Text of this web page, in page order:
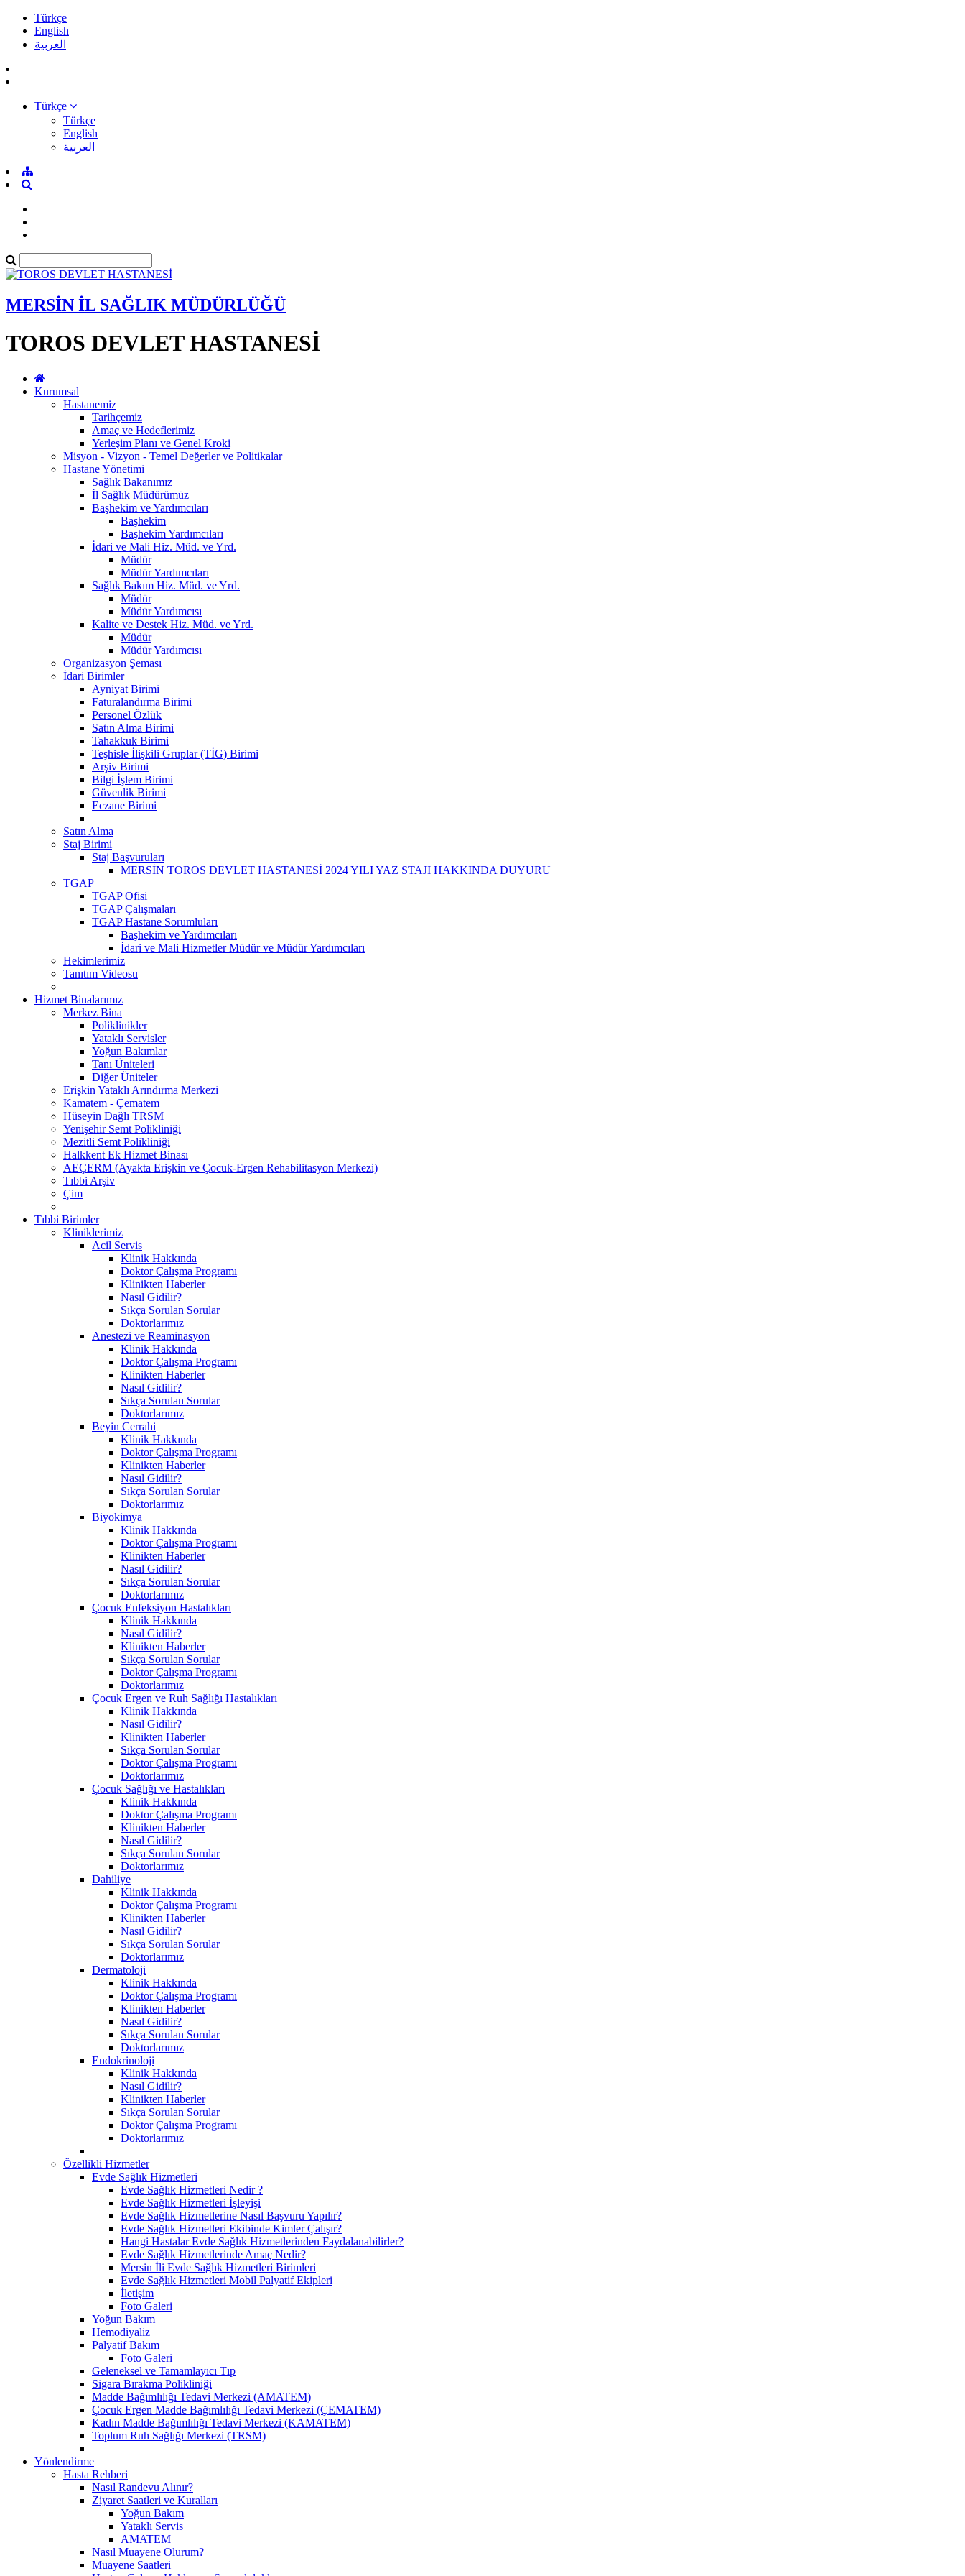
Türkçe
English
العربية
Türkçe
Türkçe
English
العربية
MERSİN İL SAĞLIK MÜDÜRLÜĞÜ
TOROS DEVLET HASTANESİ
Kurumsal
Hastanemiz
Tarihçemiz
Amaç ve Hedeflerimiz
Yerleşim Planı ve Genel Kroki
Misyon - Vizyon - Temel Değerler ve Politikalar
Hastane Yönetimi
Sağlık Bakanımız
İl Sağlık Müdürümüz
Başhekim ve Yardımcıları
Başhekim
Başhekim Yardımcıları
İdari ve Mali Hiz. Müd. ve Yrd.
Müdür
Müdür Yardımcıları
Sağlık Bakım Hiz. Müd. ve Yrd.
Müdür
Müdür Yardımcısı
Kalite ve Destek Hiz. Müd. ve Yrd.
Müdür
Müdür Yardımcısı
Organizasyon Şeması
İdari Birimler
Ayniyat Birimi
Faturalandırma Birimi
Personel Özlük
Satın Alma Birimi
Tahakkuk Birimi
Teşhisle İlişkili Gruplar (TİG) Birimi
Arşiv Birimi
Bilgi İşlem Birimi
Güvenlik Birimi
Eczane Birimi
Satın Alma
Staj Birimi
Staj Başvuruları
MERSİN TOROS DEVLET HASTANESİ 2024 YILI YAZ STAJI HAKKINDA DUYURU
TGAP
TGAP Ofisi
TGAP Çalışmaları
TGAP Hastane Sorumluları
Başhekim ve Yardımcıları
İdari ve Mali Hizmetler Müdür ve Müdür Yardımcıları
Hekimlerimiz
Tanıtım Videosu
Hizmet Binalarımız
Merkez Bina
Poliklinikler
Yataklı Servisler
Yoğun Bakımlar
Tanı Üniteleri
Diğer Üniteler
Erişkin Yataklı Arındırma Merkezi
Kamatem - Çematem
Hüseyin Dağlı TRSM
Yenişehir Semt Polikliniği
Mezitli Semt Polikliniği
Halkkent Ek Hizmet Binası
AEÇERM (Ayakta Erişkin ve Çocuk-Ergen Rehabilitasyon Merkezi)
Tıbbi Arşiv
Çim
Tıbbi Birimler
Kliniklerimiz
Acil Servis
Klinik Hakkında
Doktor Çalışma Programı
Klinikten Haberler
Nasıl Gidilir?
Sıkça Sorulan Sorular
Doktorlarımız
Anestezi ve Reaminasyon
Klinik Hakkında
Doktor Çalışma Programı
Klinikten Haberler
Nasıl Gidilir?
Sıkça Sorulan Sorular
Doktorlarımız
Beyin Cerrahi
Klinik Hakkında
Doktor Çalışma Programı
Klinikten Haberler
Nasıl Gidilir?
Sıkça Sorulan Sorular
Doktorlarımız
Biyokimya
Klinik Hakkında
Doktor Çalışma Programı
Klinikten Haberler
Nasıl Gidilir?
Sıkça Sorulan Sorular
Doktorlarımız
Çocuk Enfeksiyon Hastalıkları
Klinik Hakkında
Nasıl Gidilir?
Klinikten Haberler
Sıkça Sorulan Sorular
Doktor Çalışma Programı
Doktorlarımız
Çocuk Ergen ve Ruh Sağlığı Hastalıkları
Klinik Hakkında
Nasıl Gidilir?
Klinikten Haberler
Sıkça Sorulan Sorular
Doktor Çalışma Programı
Doktorlarımız
Çocuk Sağlığı ve Hastalıkları
Klinik Hakkında
Doktor Çalışma Programı
Klinikten Haberler
Nasıl Gidilir?
Sıkça Sorulan Sorular
Doktorlarımız
Dahiliye
Klinik Hakkında
Doktor Çalışma Programı
Klinikten Haberler
Nasıl Gidilir?
Sıkça Sorulan Sorular
Doktorlarımız
Dermatoloji
Klinik Hakkında
Doktor Çalışma Programı
Klinikten Haberler
Nasıl Gidilir?
Sıkça Sorulan Sorular
Doktorlarımız
Endokrinoloji
Klinik Hakkında
Nasıl Gidilir?
Klinikten Haberler
Sıkça Sorulan Sorular
Doktor Çalışma Programı
Doktorlarımız
Özellikli Hizmetler
Evde Sağlık Hizmetleri
Evde Sağlık Hizmetleri Nedir ?
Evde Sağlık Hizmetleri İşleyişi
Evde Sağlık Hizmetlerine Nasıl Başvuru Yapılır?
Evde Sağlık Hizmetleri Ekibinde Kimler Çalışır?
Hangi Hastalar Evde Sağlık Hizmetlerinden Faydalanabilirler?
Evde Sağlık Hizmetlerinde Amaç Nedir?
Mersin İli Evde Sağlık Hizmetleri Birimleri
Evde Sağlık Hizmetleri Mobil Palyatif Ekipleri
İletişim
Foto Galeri
Yoğun Bakım
Hemodiyaliz
Palyatif Bakım
Foto Galeri
Geleneksel ve Tamamlayıcı Tıp
Sigara Bırakma Polikliniği
Madde Bağımlılığı Tedavi Merkezi (AMATEM)
Çocuk Ergen Madde Bağımlılığı Tedavi Merkezi (ÇEMATEM)
Kadın Madde Bağımlılığı Tedavi Merkezi (KAMATEM)
Toplum Ruh Sağlığı Merkezi (TRSM)
Yönlendirme
Hasta Rehberi
Nasıl Randevu Alınır?
Ziyaret Saatleri ve Kuralları
Yoğun Bakım
Yataklı Servis
AMATEM
Nasıl Muayene Olurum?
Muayene Saatleri